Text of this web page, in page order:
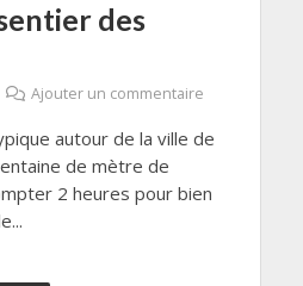
des
Ajouter un commentaire
autour de la ville de
de mètre de
2 heures pour bien